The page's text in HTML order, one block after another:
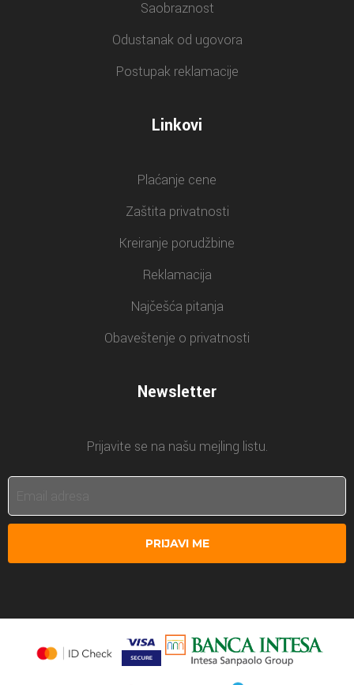
Saobraznost
Odustanak od ugovora
Postupak reklamacije
Linkovi
Plaćanje cene
Zaštita privatnosti
Kreiranje porudžbine
Reklamacija
Najčešća pitanja
Obaveštenje o privatnosti
Newsletter
Prijavite se na našu mejling listu.
PRIJAVI ME